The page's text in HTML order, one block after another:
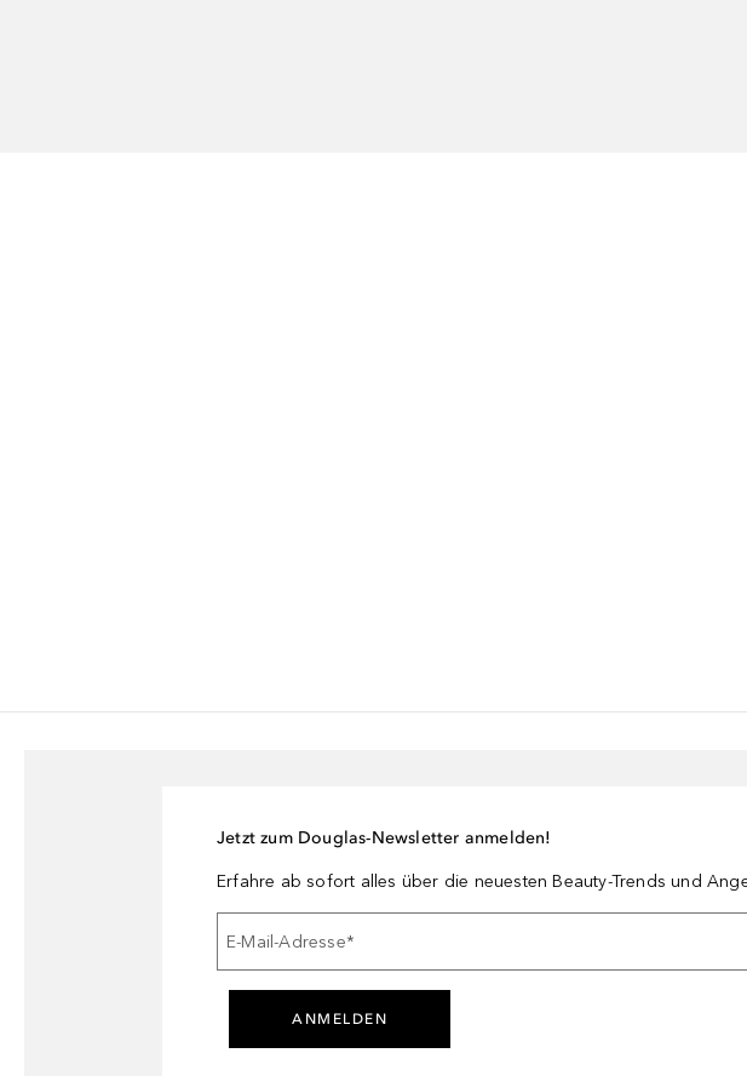
Jetzt zum Douglas-Newsletter anmelden!
Erfahre ab sofort alles über die neuesten Beauty-Trends und
E-Mail-Adresse*
ANMELDEN